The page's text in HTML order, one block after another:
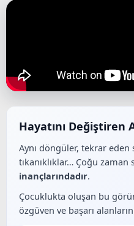
Hayatını Değiştiren
Aynı döngüler, tekrar eden
tıkanıklıklar… Çoğu zaman
inançlarındadır.
Çocuklukta oluşan bu
özgüven ve başarı